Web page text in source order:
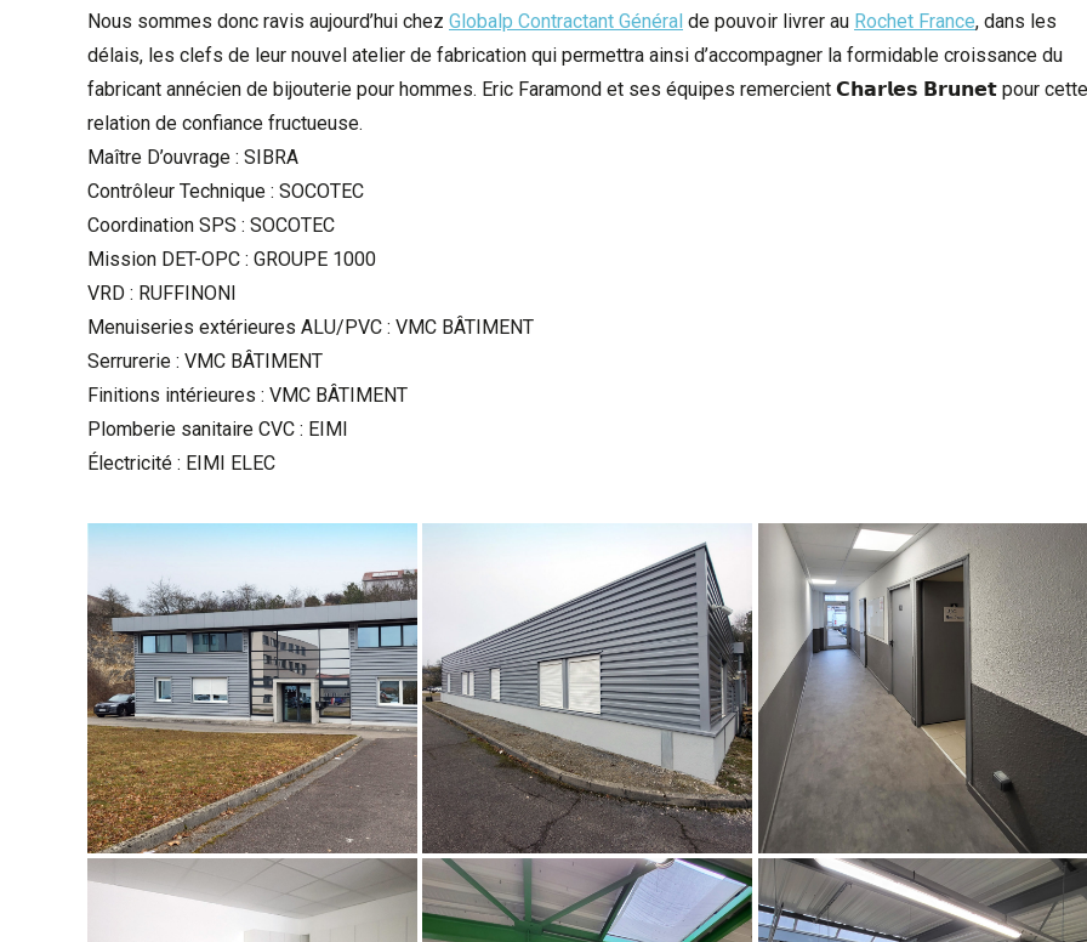
Nous sommes donc ravis aujourd’hui chez Globalp Contractant Général de pouvoir livrer au Rochet France, dans les
délais, les clefs de leur nouvel atelier de fabrication qui permettra ainsi d’accompagner la formidable croissance du
fabricant annécien de bijouterie pour hommes. Eric Faramond et ses équipes remercient 𝗖𝗵𝗮𝗿𝗹𝗲𝘀 𝗕𝗿𝘂𝗻𝗲𝘁 pour cette
relation de confiance fructueuse.
Maître D’ouvrage : SIBRA
Contrôleur Technique : SOCOTEC
Coordination SPS : SOCOTEC
Mission DET-OPC : GROUPE 1000
VRD : RUFFINONI
Menuiseries extérieures ALU/PVC : VMC BÂTIMENT
Serrurerie : VMC BÂTIMENT
Finitions intérieures : VMC BÂTIMENT
Plomberie sanitaire CVC : EIMI
Électricité : EIMI ELEC